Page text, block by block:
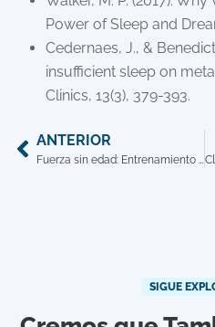
Power of Sleep and
Cedernaes, J., &
insufficient sleep on
Clinics, 13(3), 379-393.
ANTERIOR
Fuerza sin edad: Entrenamiento de fuerza para mamás modernas
SIGUE